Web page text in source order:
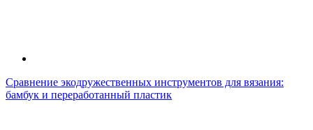
Сравнение экодружественных инструментов для вязания:
бамбук и переработанный пластик